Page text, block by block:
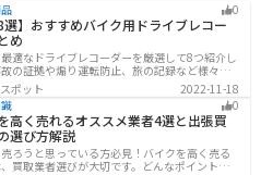
0
8選】おすすめバイク用ドライブレコー
め
適なドライブレコーダーを厳選して8つ紹介し
の証拠や煽り運転防止、旅の記録など様々な
ライブコーダー、何を選べばいいか迷ってい
別にまとめました。
ポット
2022-11-18
0
高く売れるオススメ業者4選と出張買
選び方解説
ろうと思っている方必見！バイクを高く売る
買取業者選びが大切です。どんなポイントで